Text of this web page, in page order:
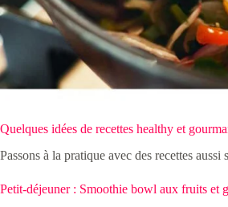
Quelques idées de recettes healthy et
Passons à la pratique avec des recettes
Petit-déjeuner : Smoothie bowl aux fruits et